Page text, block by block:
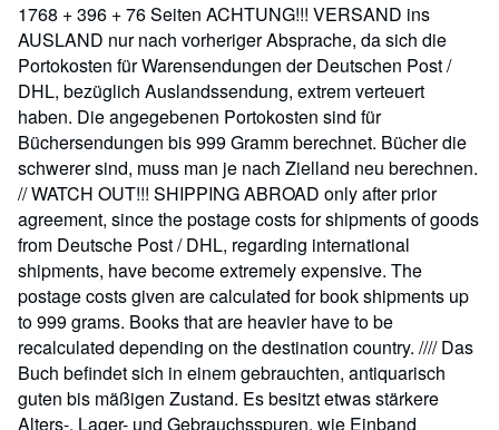
1768 + 396 + 76 Seiten ACHTUNG!!! VERSAND ins
AUSLAND nur nach vorheriger Absprache, da sich die
Portokosten für Warensendungen der Deutschen Post /
DHL, bezüglich Auslandssendung, extrem verteuert
haben. Die angegebenen Portokosten sind für
Büchersendungen bis 999 Gramm berechnet. Bücher die
schwerer sind, muss man je nach Zielland neu berechnen.
// WATCH OUT!!! SHIPPING ABROAD only after prior
agreement, since the postage costs for shipments of goods
from Deutsche Post / DHL, regarding international
shipments, have become extremely expensive. The
postage costs given are calculated for book shipments up
to 999 grams. Books that are heavier have to be
recalculated depending on the destination country. //// Das
Buch befindet sich in einem gebrauchten, antiquarisch
guten bis mäßigen Zustand. Es besitzt etwas stärkere
Alters-, Lager- und Gebrauchsspuren, wie Einband